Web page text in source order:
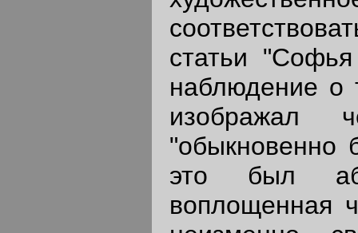
статьи
наблюдение о
изображал
"обыкновенно
это был
воплощенная